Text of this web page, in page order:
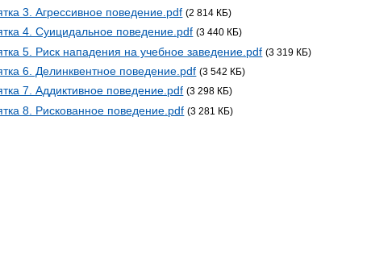
3. Агрессивное поведение.pdf (2 814 КБ)
4. Суицидальное поведение.pdf (3 440 КБ)
5. Риск нападения на учебное заведение.pdf (3 319 КБ)
6. Делинквентное поведение.pdf (3 542 КБ)
7. Аддиктивное поведение.pdf (3 298 КБ)
8. Рискованное поведение.pdf (3 281 КБ)